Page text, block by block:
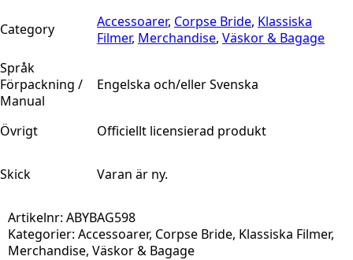
Category Accessoarer, Corpse Bride, Klassiska
Filmer, Merchandise, Väskor & Bagage
Språk
Förpackning /
Manual
Engelska och/eller Svenska
Övrigt Officiellt licensierad produkt
Skick Varan är ny.
Artikelnr: ABYBAG598
Kategorier: Accessoarer, Corpse Bride, Klassiska Filmer,
Merchandise, Väskor & Bagage